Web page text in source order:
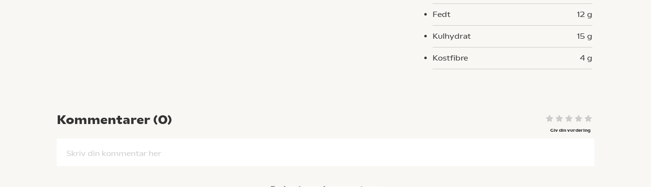
Fedt 12 g
Kulhydrat 15 g
Kostfibre 4 g
Kommentarer (0)
Giv din vurdering
Skriv din kommentar her